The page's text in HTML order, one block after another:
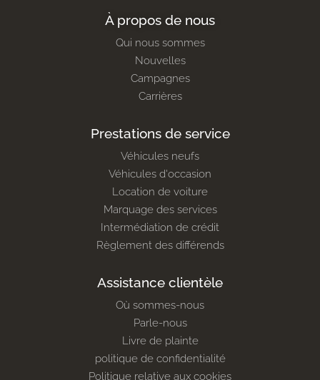
À propos de nous
Qui nous sommes
Nouvelles
Campagnes
Carrières
Prestations de service
Véhicules neufs
Véhicules d'occasion
Location de voiture
Marquage des services
Intermédiation de crédit
Règlement des différends
Assistance clientèle
Où sommes-nous
Parle-nous
Livre de plainte
politique de confidentialité
Politique relative aux cookies